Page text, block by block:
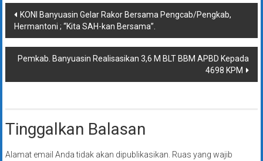
Navigasi
pos
KONI Banyuasin Gelar Rakor Bersama Pengcab/Pengkab,
Hermantoni ; “Kita SAH-kan Bersama”.
Pemkab. Banyuasin Realisasikan 3,6 M BLT BBM APBD Kepada
4698 KPM
Tinggalkan Balasan
Alamat email Anda tidak akan dipublikasikan. Ruas yang wajib